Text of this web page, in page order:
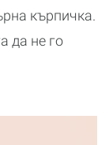
кърпичка.
да не го